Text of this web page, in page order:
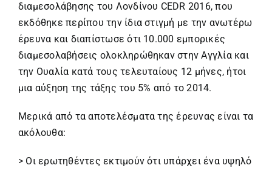
διαμεσολάβησης του Λονδίνου CEDR 2016, που
εκδόθηκε περίπου την ίδια στιγμή με την ανωτέρω
έρευνα και διαπίστωσε ότι 10.000 εμπορικές
διαμεσολαβήσεις ολοκληρώθηκαν στην Αγγλία και
την Ουαλία κατά τους τελευταίους 12 μήνες, ήτοι
μια αύξηση της τάξης του 5% από το 2014.
Μερικά από τα αποτελέσματα της έρευνας είναι τα
ακόλουθα:
> Οι ερωτηθέντες εκτιμούν ότι υπάρχει ένα υψηλό